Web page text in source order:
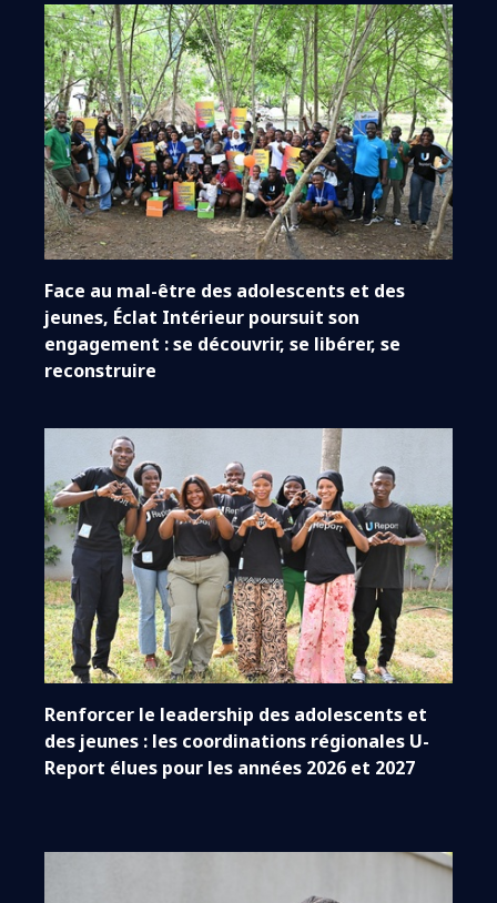
Face au mal-être des adolescents et des
jeunes, Éclat Intérieur poursuit son
engagement : se découvrir, se libérer, se
reconstruire
Renforcer le leadership des adolescents et
des jeunes : les coordinations régionales U-
Report élues pour les années 2026 et 2027